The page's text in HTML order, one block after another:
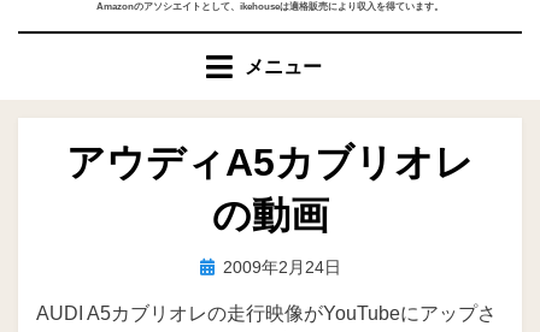
Amazonのアソシエイトとして、ikehouseは適格販売により収入を得ています。
メニュー
アウディA5カブリオレ
の動画
投稿者ike
投
日:
2009年2月24日
AUDI A5カブリオレの走行映像がYouTubeにアップさ